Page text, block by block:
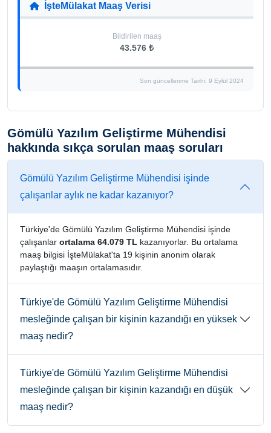
İşteMülakat Maaş Verisi
Bildirilen maaş
43.576 ₺
Son güncellenme Tarihi: 9 Eylül 2024
Gömülü Yazılım Geliştirme Mühendisi
hakkında sıkça sorulan maaş soruları
Gömülü Yazılım Geliştirme Mühendisi işinde
çalışanlar aylık ne kadar kazanıyor?
Türkiye'de Gömülü Yazılım Geliştirme Mühendisi işinde
çalışanlar ortalama 64.079 TL kazanıyorlar. Bu ortalama
maaş bilgisi İşteMülakat'ta 19 kişinin anonim olarak
paylaştığı maaşın ortalamasıdır.
Türkiye'de Gömülü Yazılım Geliştirme Mühendisi
mesleğinde çalışan bir kişinin kazandığı en yüksek
maaş nedir?
Türkiye'de Gömülü Yazılım Geliştirme Mühendisi
mesleğinde çalışan bir kişinin kazandığı en düşük
maaş nedir?